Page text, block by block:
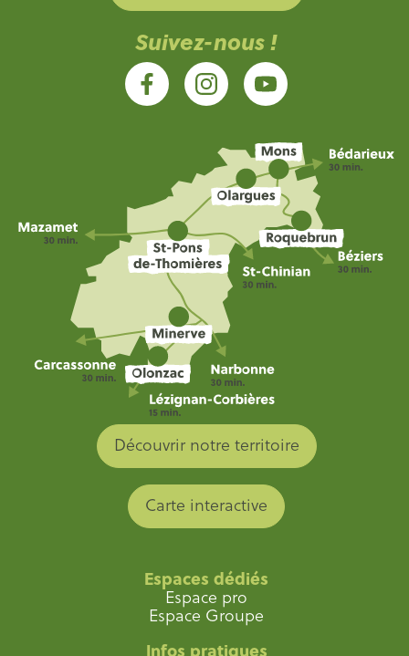
Suivez-nous !
Découvrir notre territoire
Carte interactive
Espaces dédiés
Espace pro
Espace Groupe
Infos pratiques